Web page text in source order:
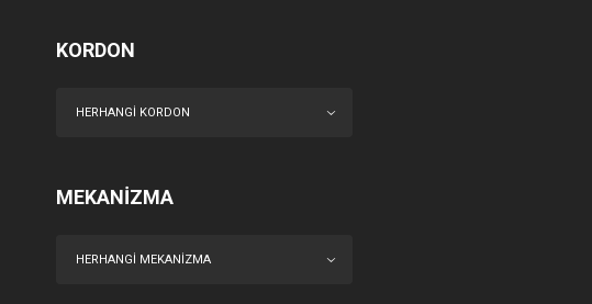
KORDON
HERHANGI KORDON
MEKANIZMA
HERHANGI MEKANIZMA